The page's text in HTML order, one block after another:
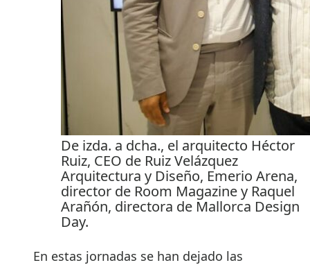
De izda. a dcha., el arquitecto Héctor
Ruiz, CEO de Ruiz Velázquez
Arquitectura y Diseño, Emerio Arena,
director de Room Magazine y Raquel
Arañón, directora de Mallorca Design
Day.
En estas jornadas se han dejado las